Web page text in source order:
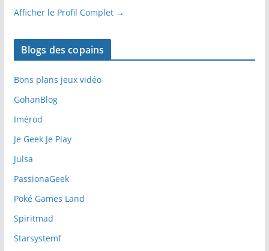
Afficher le Profil Complet →
Blogs des copains
Bons plans jeux vidéo
GohanBlog
Imérod
Je Geek Je Play
Julsa
PassionaGeek
Poké Games Land
Spiritmad
Starsystemf